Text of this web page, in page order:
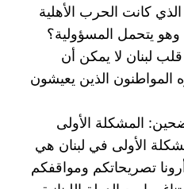
كانت الحرب الأهلية
يتحمل المسؤولية؟
لبنان لا يمكن أن
المواطنون الذين يعيشون
المشكلة الأولى
الأولى في لبنان هي
تصريحاتكم ومواقفكم